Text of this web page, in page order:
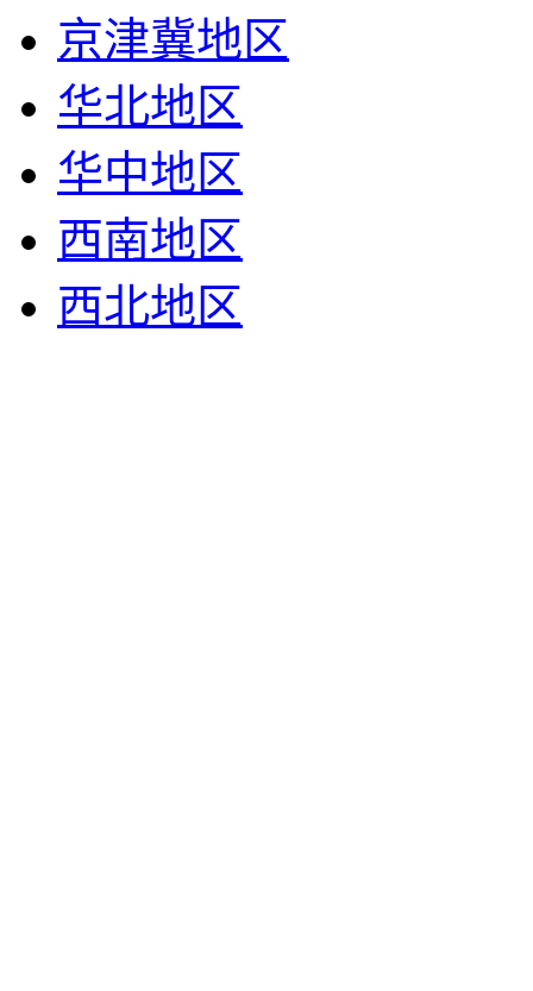
京津冀地区
华北地区
华中地区
西南地区
西北地区